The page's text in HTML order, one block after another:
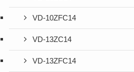
VD-10ZFC14
VD-13ZC14
VD-13ZFC14